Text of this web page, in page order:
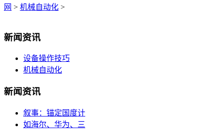
网 > 机械自动化 >
新闻资讯
设备操作技巧
机械自动化
新闻资讯
叙事：锚定国度计
如海尔、华为、三